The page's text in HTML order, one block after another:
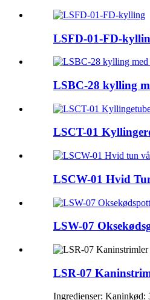
LSFD-01-FD-
LSBC-28 kylling
LSCT-01
LSCW-01 Hvid
LSW-07
LSR-07
Ingredienser: Kaninkød: